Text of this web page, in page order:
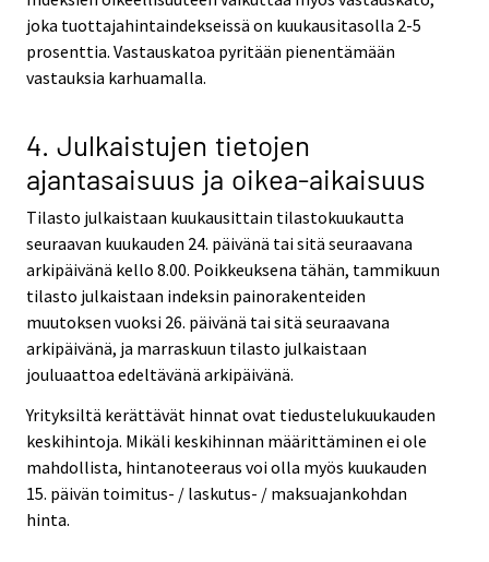
joka tuottajahintaindekseissä on kuukausitasolla 2-5
prosenttia. Vastauskatoa pyritään pienentämään
vastauksia karhuamalla.
4. Julkaistujen tietojen
ajantasaisuus ja oikea-aikaisuus
Tilasto julkaistaan kuukausittain tilastokuukautta
seuraavan kuukauden 24. päivänä tai sitä seuraavana
arkipäivänä kello 8.00. Poikkeuksena tähän, tammikuun
tilasto julkaistaan indeksin painorakenteiden
muutoksen vuoksi 26. päivänä tai sitä seuraavana
arkipäivänä, ja marraskuun tilasto julkaistaan
jouluaattoa edeltävänä arkipäivänä.
Yrityksiltä kerättävät hinnat ovat tiedustelukuukauden
keskihintoja. Mikäli keskihinnan määrittäminen ei ole
mahdollista, hintanoteeraus voi olla myös kuukauden
15. päivän toimitus- / laskutus- / maksuajankohdan
hinta.